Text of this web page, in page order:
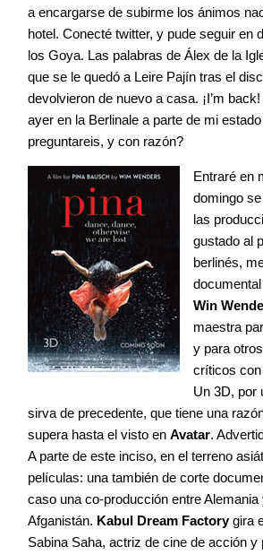
a encargarse de subirme los ánimos
hotel. Conecté twitter, y pude seguir en
los Goya. Las palabras de Álex de la
que se le quedó a Leire Pajín tras el
devolvieron de nuevo a casa. ¡I’m back!
ayer en la Berlinale a parte de mi
preguntareis, y con razón?
Entraré en
domingo
las
gustado al
berlinés,
Win
maestra
y para
críticos
Un 3D, por
sirva de precedente, que tiene una
supera hasta el visto en Avatar.
A parte de este inciso, en el terreno
películas: una también de corte
caso una co-producción entre Alemania
Afganistán. Kabul Dream Factorygira
Sabina Saha, actriz de cine de acción